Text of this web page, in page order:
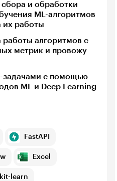
и обработки
ML-алгоритмов
их работы
работы алгоритмов с
метрик и провожу
задачами с помощью
ML и Deep Learning
FastAPI
Excel
learn